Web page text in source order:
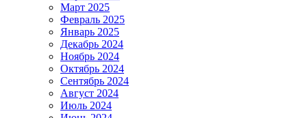
Март 2025
Февраль 2025
Январь 2025
Декабрь 2024
Ноябрь 2024
Октябрь 2024
Сентябрь 2024
Август 2024
Июль 2024